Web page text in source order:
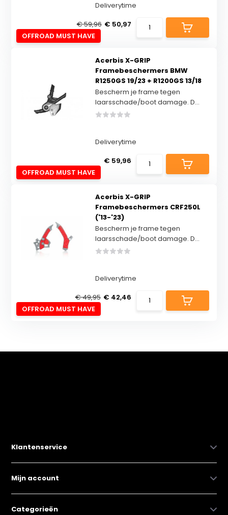
OFFROAD MUST HAVE
Deliverytime
€ 59,96 € 50,97
OFFROAD MUST HAVE
Acerbis X-GRIP
Framebeschermers BMW
R1250GS 19/23 + R1200GS 13/18
Bescherm je frame tegen
laarsschade/boot damage. D...
Deliverytime
€ 59,96
OFFROAD MUST HAVE
Acerbis X-GRIP
Framebeschermers CRF250L
('13-'23)
Bescherm je frame tegen
laarsschade/boot damage. D...
Deliverytime
€ 49,95 € 42,46
Klantenservice
Mijn account
Categorieën